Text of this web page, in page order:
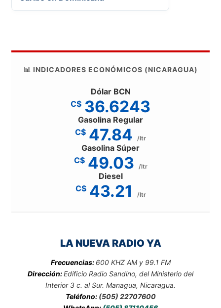
📊 INDICADORES ECONÓMICOS (NICARAGUA)
Dólar BCN
C$ 36.6243
Gasolina Regular
C$ 47.84 /ltr
Gasolina Súper
C$ 49.03 /ltr
Diesel
C$ 43.21 /ltr
LA NUEVA RADIO YA
Frecuencias: 600 KHZ AM y 99.1 FM
Dirección:Edificio Radio Sandino, del Ministerio del
Interior 3 c. al Sur. Managua, Nicaragua.
Teléfono: (505) 22707600